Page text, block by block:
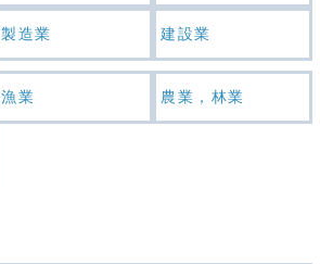
製造業 建設業
漁業 農業，林業